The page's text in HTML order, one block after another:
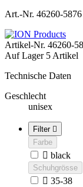
Art.-Nr. 46260-5876
Artikel-Nr. 46260-
Auf Lager 5 Artikel
Technische Daten
Geschlecht
unisex
Filter 
Farbe
 black
Schuhgrösse
 35-38